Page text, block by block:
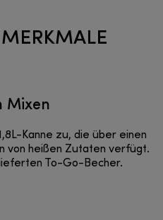
Mixen
Kanne zu, die über einen
von heißen Zutaten verfügt.
To-Go-Becher.